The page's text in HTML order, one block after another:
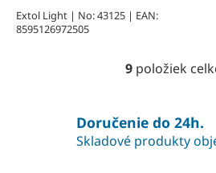
Extol Light | No: 43125 | EAN:
8595126972505
O
á
d
a
9 položiek
Doručenie do 24h.
Skladové produkty